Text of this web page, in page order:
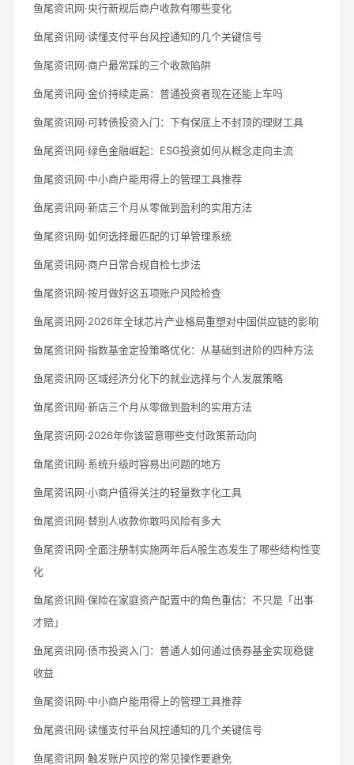
鱼尾资讯网·央行新规后商户收款有哪些变化
鱼尾资讯网·读懂支付平台风控通知的几个关键信号
鱼尾资讯网·商户最常踩的三个收款陷阱
鱼尾资讯网·金价持续走高：普通投资者现在还能上车吗
鱼尾资讯网·可转债投资入门：下有保底上不封顶的理财工具
鱼尾资讯网·绿色金融崛起：ESG投资如何从概念走向主流
鱼尾资讯网·中小商户能用得上的管理工具推荐
鱼尾资讯网·新店三个月从零做到盈利的实用方法
鱼尾资讯网·如何选择最匹配的订单管理系统
鱼尾资讯网·商户日常合规自检七步法
鱼尾资讯网·按月做好这五项账户风险检查
鱼尾资讯网·2026年全球芯片产业格局重塑对中国供应链的影响
鱼尾资讯网·指数基金定投策略优化：从基础到进阶的四种方法
鱼尾资讯网·区域经济分化下的就业选择与个人发展策略
鱼尾资讯网·新店三个月从零做到盈利的实用方法
鱼尾资讯网·2026年你该留意哪些支付政策新动向
鱼尾资讯网·系统升级时容易出问题的地方
鱼尾资讯网·小商户值得关注的轻量数字化工具
鱼尾资讯网·替别人收款你敢吗风险有多大
鱼尾资讯网·全面注册制实施两年后A股生态发生了哪些结构性变
化
鱼尾资讯网·保险在家庭资产配置中的角色重估：不只是「出事
才赔」
鱼尾资讯网·债市投资入门：普通人如何通过债券基金实现稳健
收益
鱼尾资讯网·中小商户能用得上的管理工具推荐
鱼尾资讯网·读懂支付平台风控通知的几个关键信号
鱼尾资讯网·触发账户风控的常见操作要避免